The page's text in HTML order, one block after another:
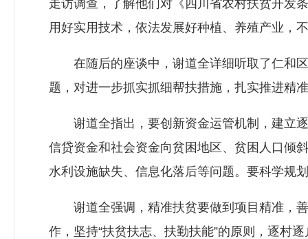
走访调查，了解他们对《四川省农村扶贫开发
用好实用技术，依法发展好种植、养殖产业，
在随后的座谈中，谢道全详细听取了仁和区
题，对进一步抓实抓细帮扶措施，扎实推进精
谢道全指出，要创新资金运管机制，建立逐
信贷资金和社会资金向贫困地区、贫困人口倾
水利设施缺失、信息化落后等问题。要科学规
谢道全强调，精准扶贫要做到项目精准，善
作，坚持“扶贫扶志、扶勤扶能”的原则，逐村